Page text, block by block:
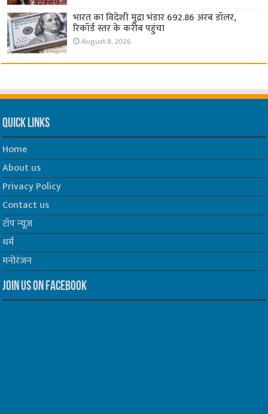
भारत का विदेशी मुद्रा भंडार 692.86 अरब डॉलर,
रिकॉर्ड स्तर के करीब पहुंचा
August 8, 2026
Quick Links
Home
About us
Privacy Policy
Contact us
टॉप न्यूज़
धर्म
मनोरंजन
Join us on Facebook